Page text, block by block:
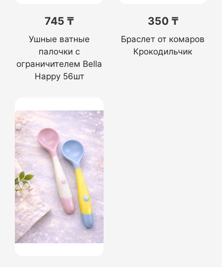
745 ₸
Ушные ватные
палочки с
ограничителем Bella
Happy 56шт
350 ₸
Браслет от комаров
Крокодильчик